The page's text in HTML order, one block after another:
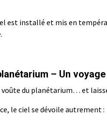
est installé et mis en
– Un
voûte du planétarium… et
le ciel se dévoile autrement :